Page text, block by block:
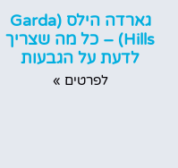
גארדה הילס (Garda
Hills) – כל מה שצריך
לדעת על הגבעות
לפרטים »